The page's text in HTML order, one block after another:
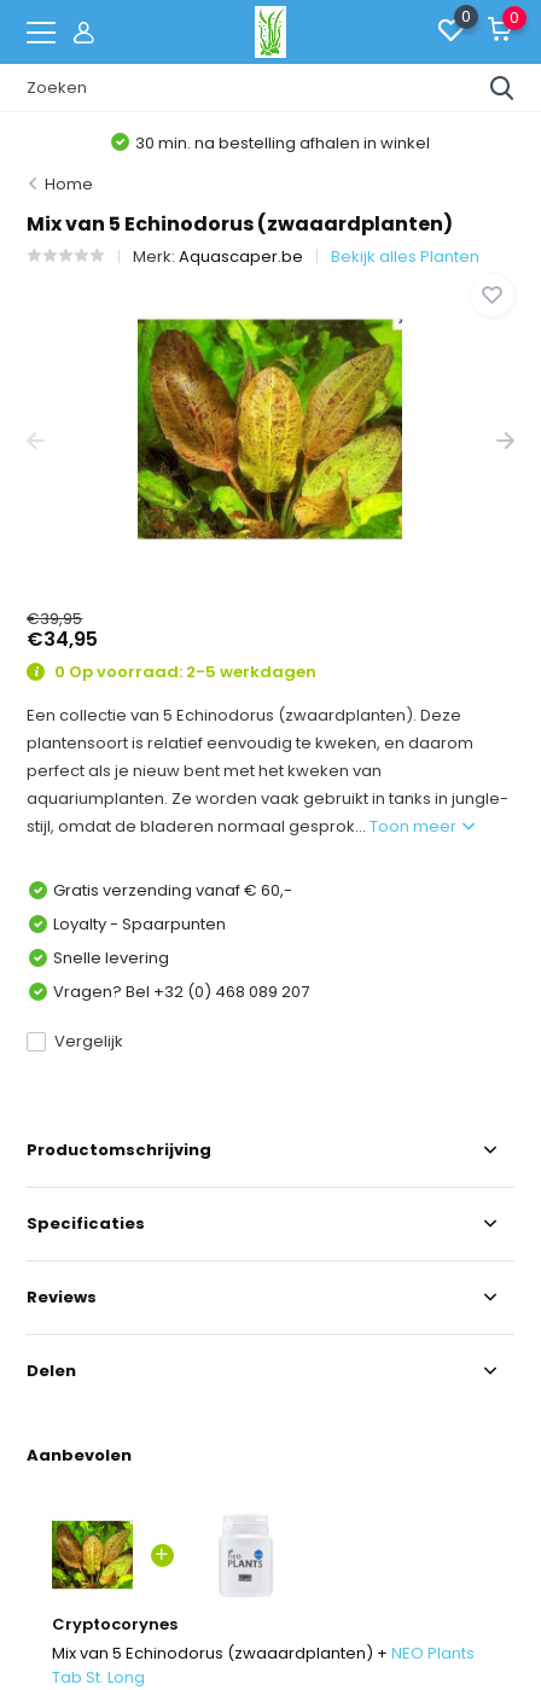
0 0
30 min. na bestelling afhalen in winkel
Home
Mix van 5 Echinodorus (zwaaardplanten)
Merk:Aquascaper.be Bekijk alles Planten
€39,95
€34,95
0 Op voorraad: 2-5 werkdagen
Een collectie van 5 Echinodorus (zwaardplanten). Deze
plantensoort is relatief eenvoudig te kweken, en daarom
perfect als je nieuw bent met het kweken van
aquariumplanten. Ze worden vaak gebruikt in tanks in jungle-
stijl, omdat de bladeren normaal gesprok...Toon meer
Gratis verzending vanaf € 60,-
Loyalty - Spaarpunten
Snelle levering
Vragen? Bel +32 (0) 468 089 207
Vergelijk
Aanbevolen
Cryptocorynes
Mix van 5 Echinodorus (zwaaardplanten) + NEO Plants
Tab St. Long
Productomschrijving
Specificaties
Reviews
Delen